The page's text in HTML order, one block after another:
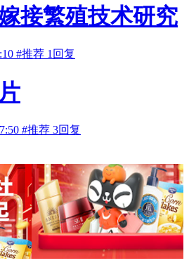
接繁殖技术研究
#推荐 1回复
#推荐 3回复